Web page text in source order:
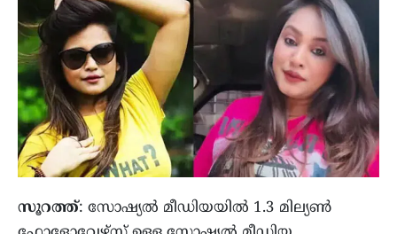
സൂറത്ത്: സോഷ്യല്‍ മീഡിയയില്‍ 1.3 മില്യണ്‍